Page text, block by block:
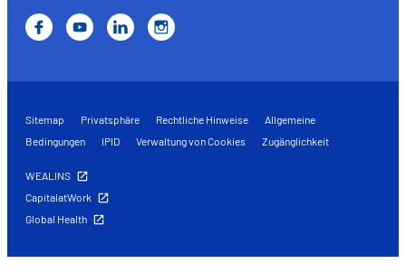
Sitemap Privatsphäre Rechtliche Hinweise
Allgemeine
Bedingungen
IPID Verwaltung von Cookies Zugänglichkeit
WEALINS
CapitalatWork
Global Health